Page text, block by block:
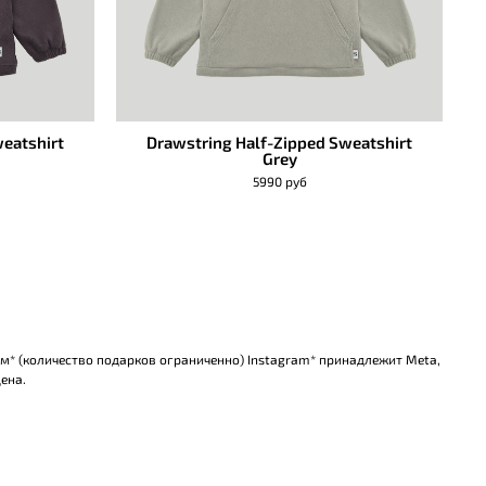
Drawstring Half-Zipped Sweatshirt
Grey
5990 руб
(количество подарков ограниченно) Instagram* принадлежит Meta,